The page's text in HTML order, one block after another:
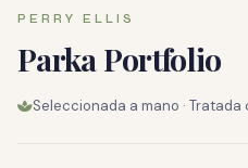
PERRY ELLIS
Parka Portfolio
Seleccionada a mano ·